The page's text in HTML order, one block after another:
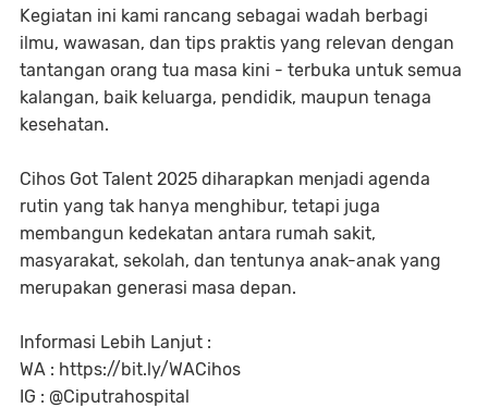
Kegiatan ini kami rancang sebagai wadah berbagi
ilmu, wawasan, dan tips praktis yang relevan dengan
tantangan orang tua masa kini - terbuka untuk semua
kalangan, baik keluarga, pendidik, maupun tenaga
kesehatan.
Cihos Got Talent 2025 diharapkan menjadi agenda
rutin yang tak hanya menghibur, tetapi juga
membangun kedekatan antara rumah sakit,
masyarakat, sekolah, dan tentunya anak-anak yang
merupakan generasi masa depan.
Informasi Lebih Lanjut :
WA : https://bit.ly/WACihos
IG : @Ciputrahospital